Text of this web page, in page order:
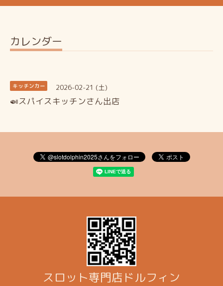
カレンダー
キッチンカー 2026-02-21 (土)
🍛スパイスキッチンさん出店
スロット専門店ドルフィン